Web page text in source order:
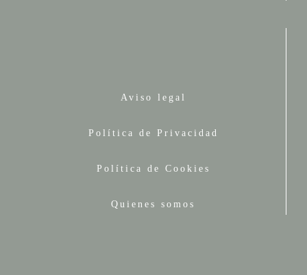
Aviso legal
Política de Privacidad
Política de Cookies
Quienes somos